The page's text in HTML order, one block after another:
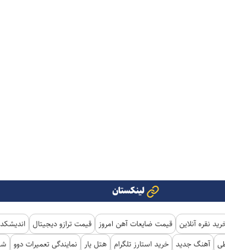
لینکستان
نقره آنلاین قیمت ضایعات آهن امروز قیمت ترازو دیجیتال
آهنگ جدید خرید استارز تلگرام هتل یار نمایندگی تعمیرات دوو